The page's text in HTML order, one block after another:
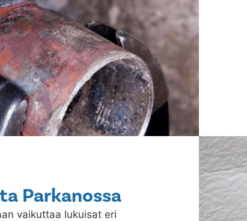
Parkanossa
vaikuttaa lukuisat eri